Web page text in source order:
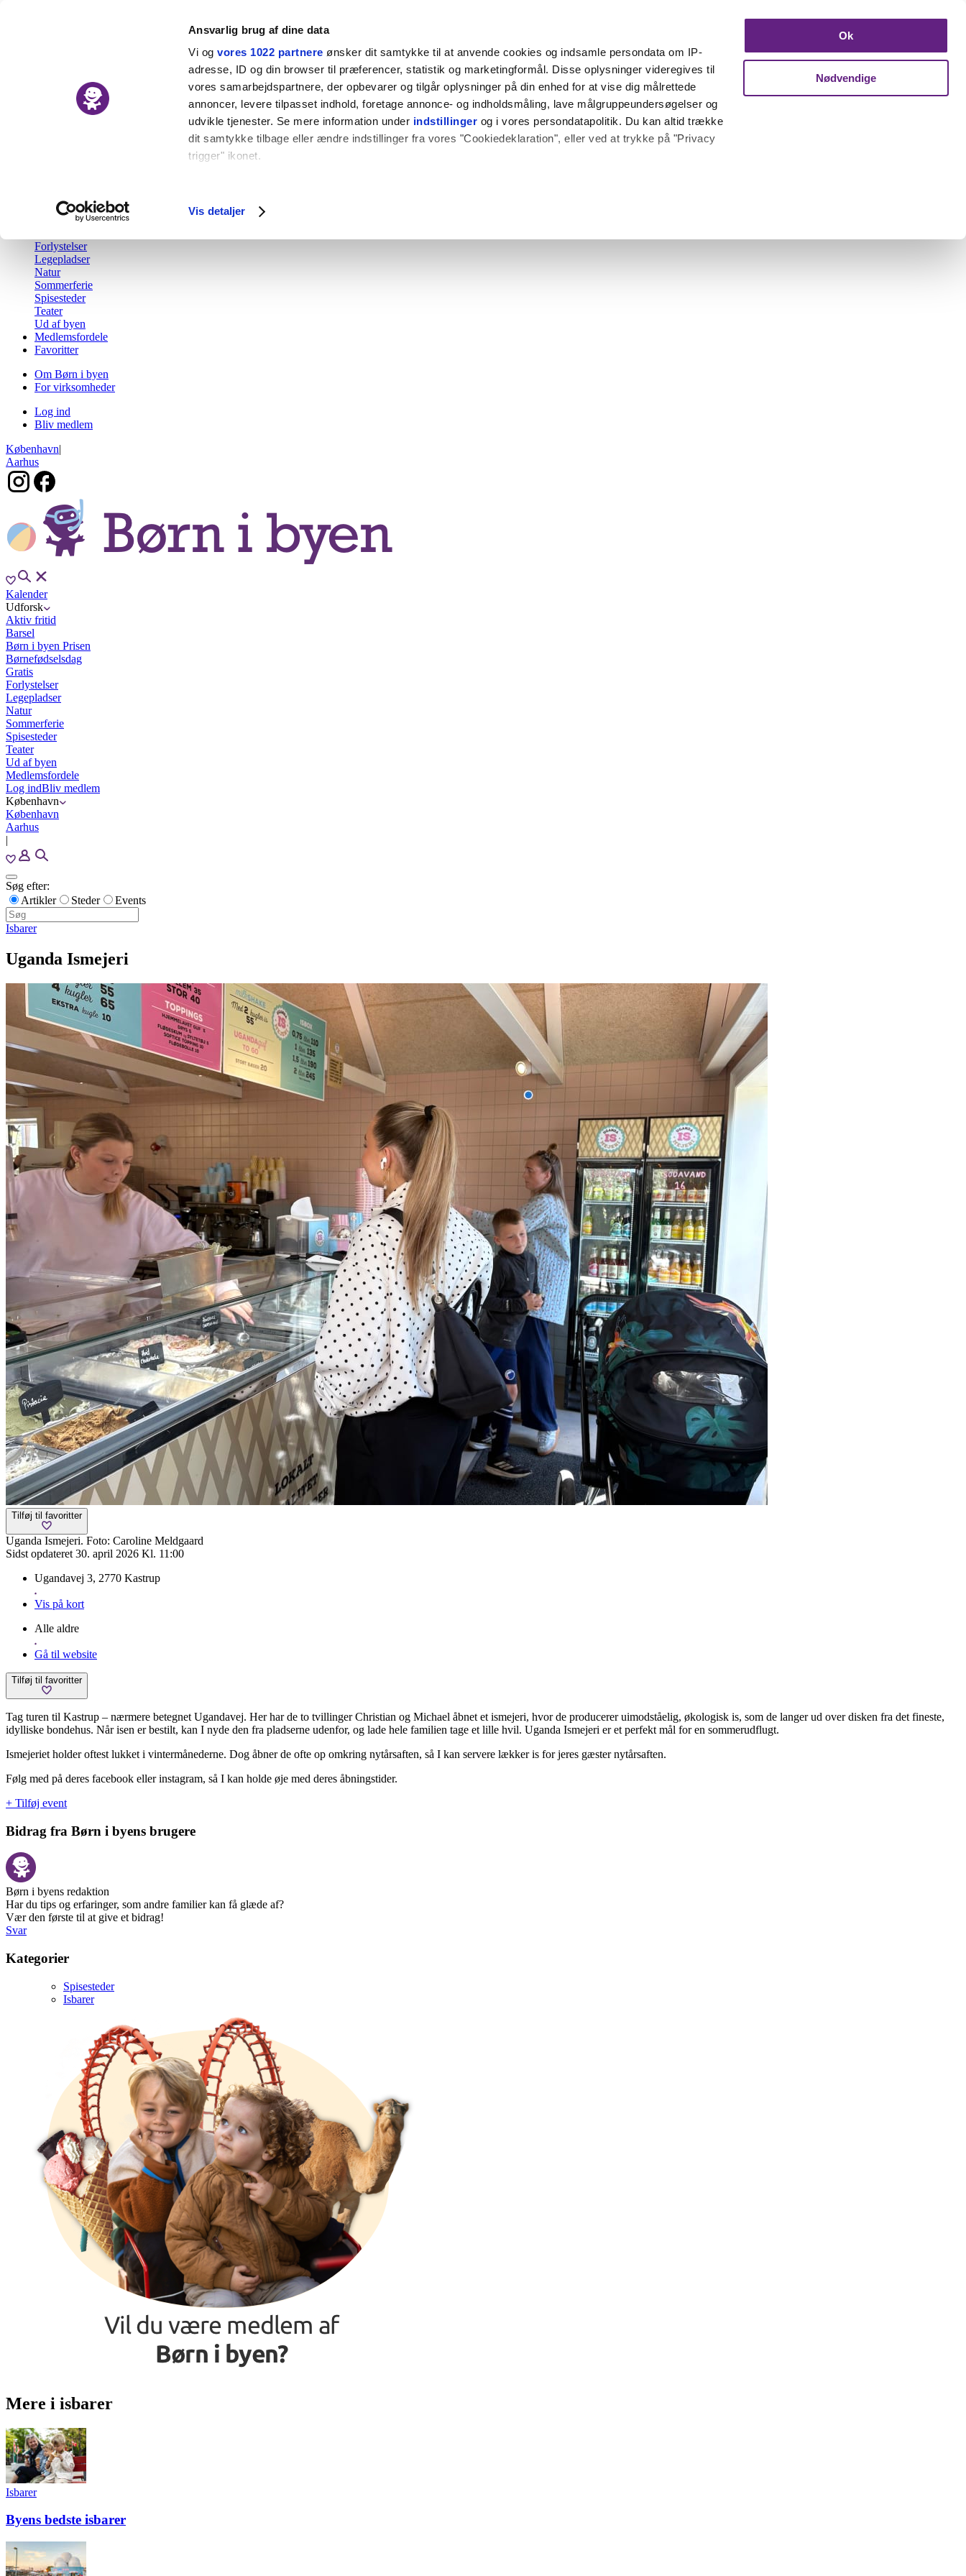
Ansvarlig brug af dine data
Vi ogvores 1022 partnere ønsker dit samtykke til at anvende cookies og indsamle persondata om IP-
adresse, ID og din browser til præferencer, statistik og marketingformål. Disse oplysninger videregives til
vores samarbejdspartnere, der opbevarer og tilgår oplysninger på din enhed for at vise dig målrettede
annoncer, levere tilpasset indhold, foretage annonce- og indholdsmåling, lave målgruppeundersøgelser og
udvikle tjenester. Se mere information under indstillinger og i vores persondatapolitik. Du kan altid trække
dit samtykke tilbage eller ændre indstillinger fra vores "Cookiedeklaration", eller ved at trykke på "Privacy
trigger" ikonet.
Indsamle præcise oplysninger om din placering, der kan være nøjagtig inden for få meter
Vis detaljer
Ok
Nødvendige
Børn i byen Prisen
Børnefødselsdag
Forlystelser
Legepladser
Natur
Sommerferie
Spisesteder
Teater
Ud af byen
Medlemsfordele
Favoritter
Om Børn i byen
For virksomheder
Log ind
Bliv medlem
København|
Aarhus
Kalender
Udforsk
Aktiv fritid
Barsel
Børn i byen Prisen
Børnefødselsdag
Gratis
Forlystelser
Legepladser
Natur
Sommerferie
Spisesteder
Teater
Ud af byen
Medlemsfordele
Log indBliv medlem
København
København
Aarhus
|
Søg efter:
Artikler
Steder Events
Isbarer
Uganda Ismejeri
Tilføj til favoritter
Uganda Ismejeri. Foto: Caroline Meldgaard
Sidst opdateret 30. april 2026 Kl. 11:00
Ugandavej 3, 2770 Kastrup
Vis på kort
Alle aldre
Gå til website
Tilføj til favoritter
Tag turen til Kastrup – nærmere betegnet Ugandavej. Her har de to tvillinger Christian og Michael åbnet et ismejeri, hvor de producerer uimodståelig, økologisk is, som de langer ud over disken fra det fineste,
idylliske bondehus. Når isen er bestilt, kan I nyde den fra pladserne udenfor, og lade hele familien tage et lille hvil. Uganda Ismejeri er et perfekt mål for en sommerudflugt.
Ismejeriet holder oftest lukket i vintermånederne. Dog åbner de ofte op omkring nytårsaften, så I kan servere lækker is for jeres gæster nytårsaften.
Følg med på deres facebook eller instagram, så I kan holde øje med deres åbningstider.
+ Tilføj event
Bidrag fra Børn i byens brugere
Børn i byens redaktion
Har du tips og erfaringer, som andre familier kan få glæde af?
Vær den første til at give et bidrag!
Svar
Kategorier
Spisesteder
Isbarer
Mere i isbarer
Isbarer
Byens bedste isbarer